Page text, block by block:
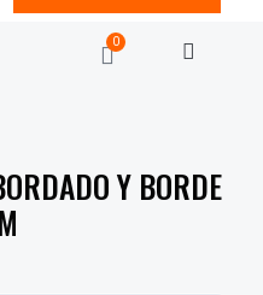
0
Y BORDE